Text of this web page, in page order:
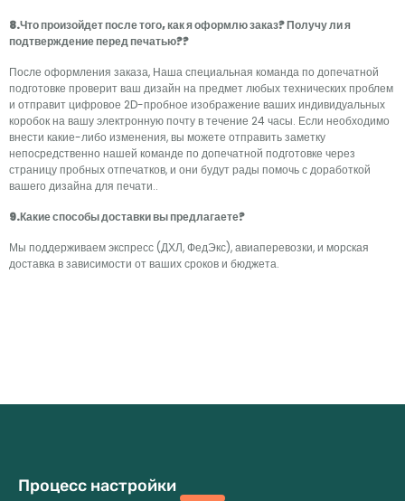
8.Что произойдет после того, как я оформлю заказ? Получу ли я
подтверждение перед печатью??
После оформления заказа, Наша специальная команда по допечатной
подготовке проверит ваш дизайн на предмет любых технических проблем
и отправит цифровое 2D-пробное изображение ваших индивидуальных
коробок на вашу электронную почту в течение 24 часы. Если необходимо
внести какие-либо изменения, вы можете отправить заметку
непосредственно нашей команде по допечатной подготовке через
страницу пробных отпечатков, и они будут рады помочь с доработкой
вашего дизайна для печати..
9.Какие способы доставки вы предлагаете?
Мы поддерживаем экспресс (ДХЛ, ФедЭкс), авиаперевозки, и морская
доставка в зависимости от ваших сроков и бюджета.
Процесс настройки